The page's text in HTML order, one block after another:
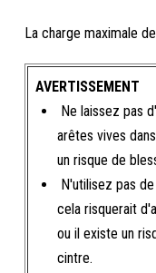
La charge maximale
AVERTISSEMENT
Ne laissez pas
arêtes vives
un risque de
N'utilisez pas
cela risquerait
ou il existe un
cintre.